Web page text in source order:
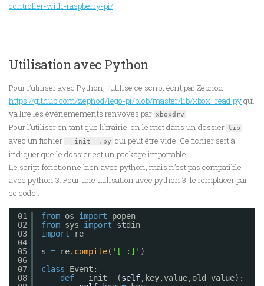
controller-with-raspberry-pi/
Utilisation avec Python
Pour l’utiliser avec Python, j’utilise ce script écrit par Zephod :
https://github.com/zephod/lego-pi/blob/master/lib/xbox_read.pyqui
va lire les évènemements renvoyés par xboxdrv
Pour l’utiliser en tant que librairie, on le met dans un dossier lib
avec un fichier __init__.py qui peut être vide. Ce fichier sert à
indiquer que le dossier est un package importable.
Le script fonctionne bien avec python, mais n’est pas compatible
avec python 3. Pour une utilisation avec python 3, le remplacer par
ce code :
01
02
03
04
05
06
07
08
from os import
popen
from sys import
stdin
import
re
s = re. compile( '[ :]' )
class
Event:
def
__init__(self,key,value,old_value):